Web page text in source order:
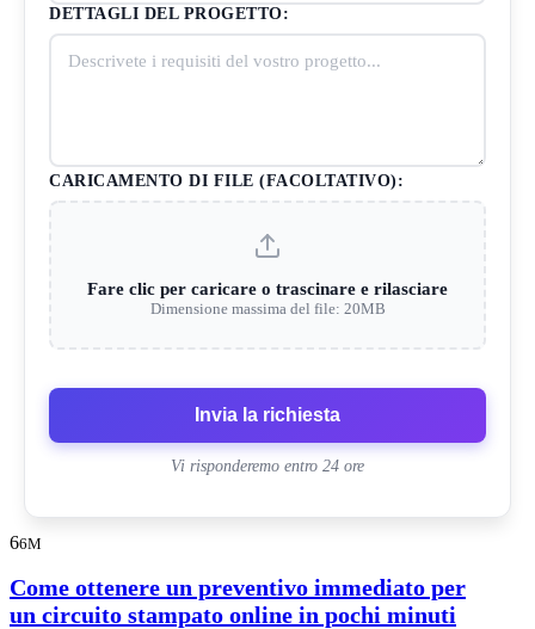
DETTAGLI DEL PROGETTO:
CARICAMENTO DI FILE (FACOLTATIVO):
Fare clic per caricare o trascinare e rilasciare
Dimensione massima del file: 20MB
Invia la richiesta
Vi risponderemo entro 24 ore
66M
Come ottenere un preventivo immediato per
un circuito stampato online in pochi minuti